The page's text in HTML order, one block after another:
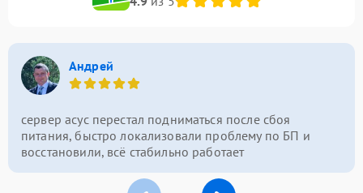
Андрей
сервер асус перестал подниматься после сбоя
питания, быстро локализовали проблему по БП и
восстановили, всё стабильно работает